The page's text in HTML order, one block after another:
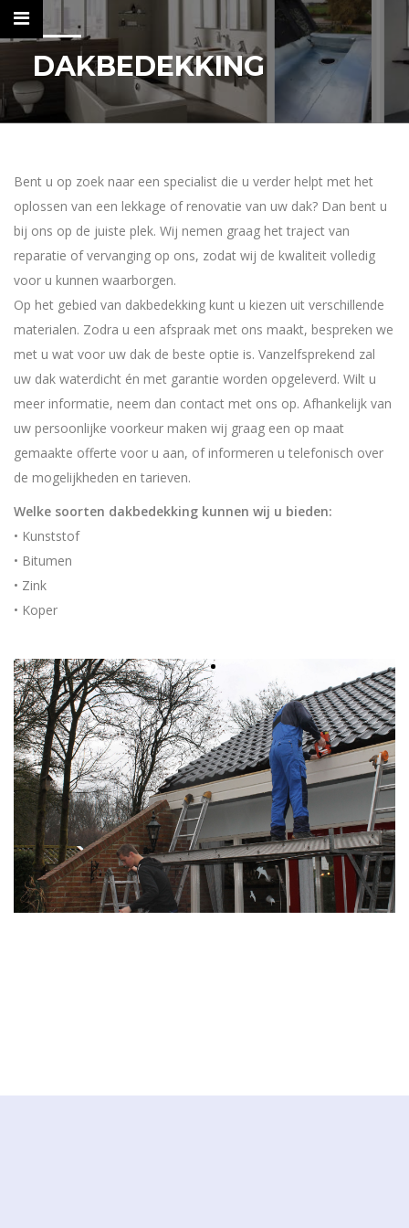
ZINKWERK
DAKBEDEKKING
INSTALLATIEWERK
THERMOGRAFIE
SANITAIR
CONTACT
DAKBEDEKKING
Bent u op zoek naar een specialist die u verder helpt met het
oplossen van een lekkage of renovatie van uw dak? Dan bent u
bij ons op de juiste plek. Wij nemen graag het traject van
reparatie of vervanging op ons, zodat wij de kwaliteit volledig
voor u kunnen waarborgen.
Op het gebied van dakbedekking kunt u kiezen uit verschillende
materialen. Zodra u een afspraak met ons maakt, bespreken we
met u wat voor uw dak de beste optie is. Vanzelfsprekend zal
uw dak waterdicht én met garantie worden opgeleverd. Wilt u
meer informatie, neem dan contact met ons op. Afhankelijk van
uw persoonlijke voorkeur maken wij graag een op maat
gemaakte offerte voor u aan, of informeren u telefonisch over
de mogelijkheden en tarieven.
Welke soorten dakbedekking kunnen wij u bieden:
• Kunststof
• Bitumen
• Zink
• Koper